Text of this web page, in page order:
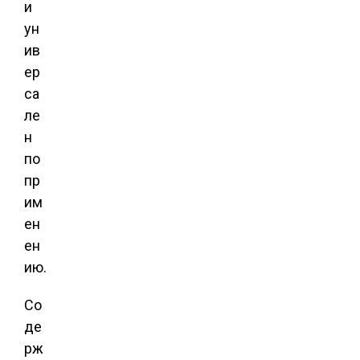
и
ун
ив
ер
са
ле
н
по
пр
им
ен
ен
ию.
Со
де
рж